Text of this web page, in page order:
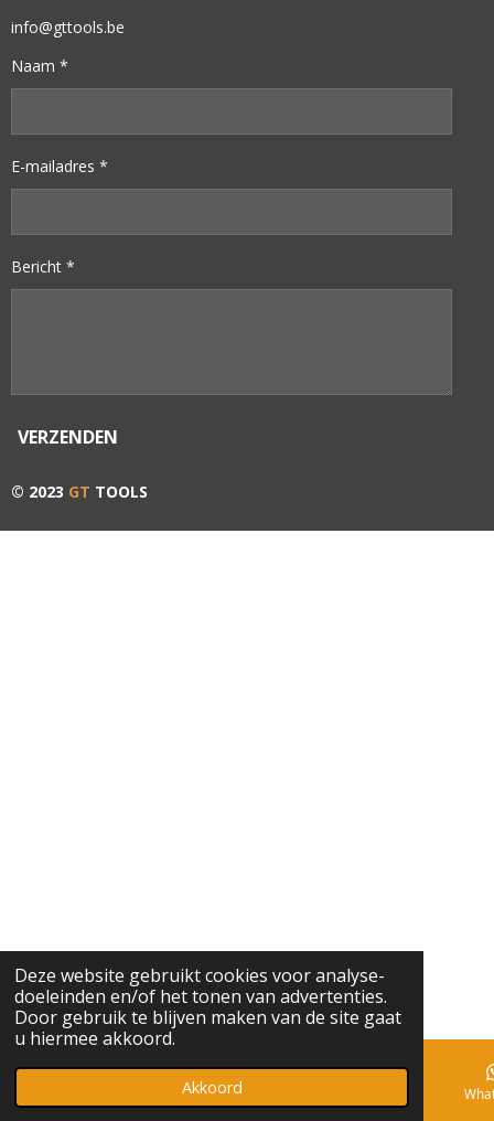
Deze website gebruikt cookies voor analyse-
doeleinden en/of het tonen van advertenties.
Door gebruik te blijven maken van de site gaat
u hiermee akkoord.
Akkoord
info@gttools.be
Naam *
E-mailadres *
Bericht *
VERZENDEN
© 2023 GT TOOLS
Telefoonnummer